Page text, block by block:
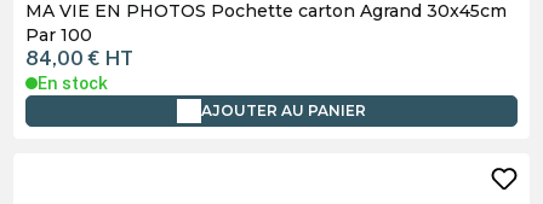
MA VIE EN PHOTOS Pochette carton Agrand 30x45cm
Par 100
84,00 € HT
En stock
AJOUTER AU PANIER